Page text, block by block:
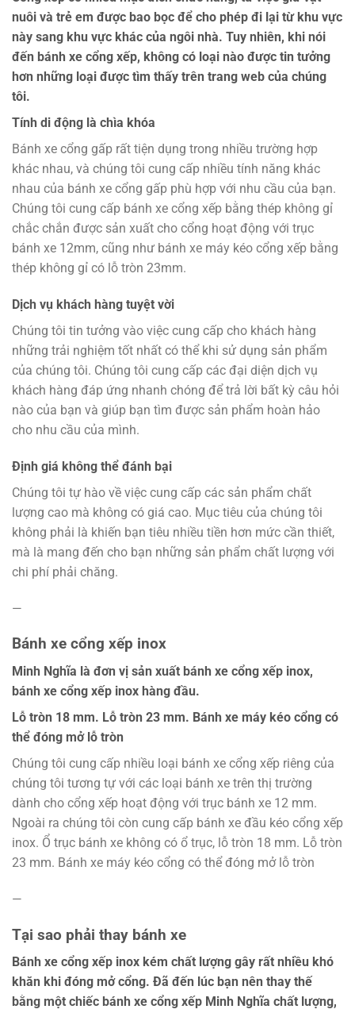
nuôi và trẻ em được bao bọc để cho phép đi lại từ khu vực
này sang khu vực khác của ngôi nhà. Tuy nhiên, khi nói
đến bánh xe cổng xếp, không có loại nào được tin tưởng
hơn những loại được tìm thấy trên trang web của chúng
tôi.
Tính di động là chìa khóa
Bánh xe cổng gấp rất tiện dụng trong nhiều trường hợp
khác nhau, và chúng tôi cung cấp nhiều tính năng khác
nhau của bánh xe cổng gấp phù hợp với nhu cầu của bạn.
Chúng tôi cung cấp bánh xe cổng xếp bằng thép không gỉ
chắc chắn được sản xuất cho cổng hoạt động với trục
bánh xe 12mm, cũng như bánh xe máy kéo cổng xếp bằng
thép không gỉ có lỗ tròn 23mm.
Dịch vụ khách hàng tuyệt vời
Chúng tôi tin tưởng vào việc cung cấp cho khách hàng
những trải nghiệm tốt nhất có thể khi sử dụng sản phẩm
của chúng tôi. Chúng tôi cung cấp các đại diện dịch vụ
khách hàng đáp ứng nhanh chóng để trả lời bất kỳ câu hỏi
nào của bạn và giúp bạn tìm được sản phẩm hoàn hảo
cho nhu cầu của mình.
Định giá không thể đánh bại
Chúng tôi tự hào về việc cung cấp các sản phẩm chất
lượng cao mà không có giá cao. Mục tiêu của chúng tôi
không phải là khiến bạn tiêu nhiều tiền hơn mức cần thiết,
mà là mang đến cho bạn những sản phẩm chất lượng với
chi phí phải chăng.
—
Bánh xe cổng xếp inox
Minh Nghĩa là đơn vị sản xuất bánh xe cổng xếp inox,
bánh xe cổng xếp inox hàng đầu.
Lỗ tròn 18 mm. Lỗ tròn 23 mm. Bánh xe máy kéo cổng có
thể đóng mở lỗ tròn
Chúng tôi cung cấp nhiều loại bánh xe cổng xếp riêng của
chúng tôi tương tự với các loại bánh xe trên thị trường
dành cho cổng xếp hoạt động với trục bánh xe 12 mm.
Ngoài ra chúng tôi còn cung cấp bánh xe đầu kéo cổng xếp
inox. Ổ trục bánh xe không có ổ trục, lỗ tròn 18 mm. Lỗ tròn
23 mm. Bánh xe máy kéo cổng có thể đóng mở lỗ tròn
—
Tại sao phải thay bánh xe
Bánh xe cổng xếp inox kém chất lượng gây rất nhiều khó
khăn khi đóng mở cổng. Đã đến lúc bạn nên thay thế
bằng một chiếc bánh xe cổng xếp Minh Nghĩa chất lượng,